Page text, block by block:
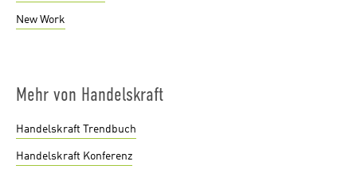
New Work
Mehr von Handelskraft
Handelskraft Trendbuch
Handelskraft Konferenz